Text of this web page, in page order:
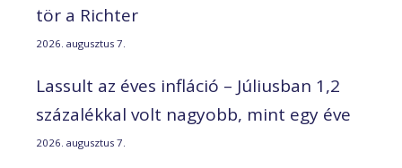
tör a Richter
2026. augusztus 7.
Lassult az éves infláció – Júliusban 1,2
százalékkal volt nagyobb, mint egy éve
2026. augusztus 7.